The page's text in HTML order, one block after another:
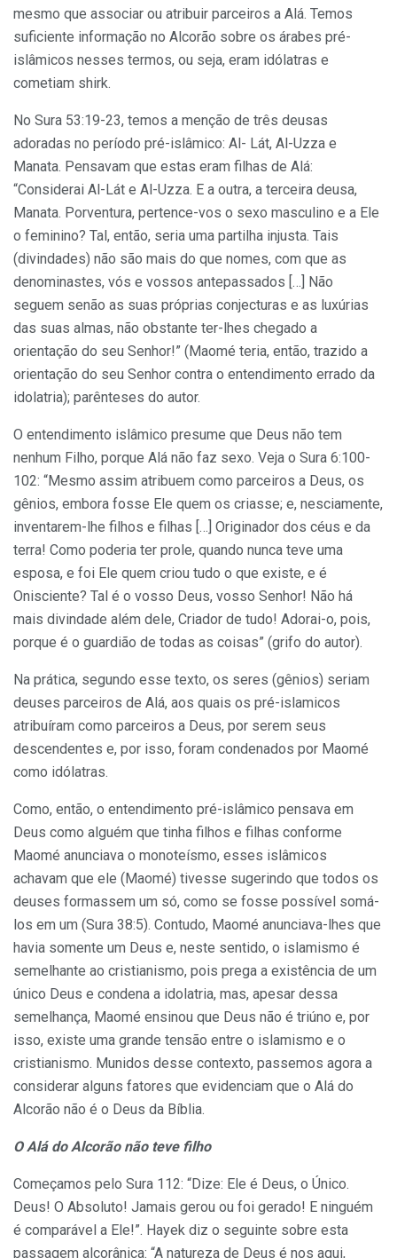
mesmo que associar ou atribuir parceiros a Alá. Temos
suficiente informação no Alcorão sobre os árabes pré-
islâmicos nesses termos, ou seja, eram idólatras e
cometiam shirk.
No Sura 53:19-23, temos a menção de três deusas
adoradas no período pré-islâmico: Al- Lát, Al-Uzza e
Manata. Pensavam que estas eram filhas de Alá:
“Considerai Al-Lát e Al-Uzza. E a outra, a terceira deusa,
Manata. Porventura, pertence-vos o sexo masculino e a Ele
o feminino? Tal, então, seria uma partilha injusta. Tais
(divindades) não são mais do que nomes, com que as
denominastes, vós e vossos antepassados […] Não
seguem senão as suas próprias conjecturas e as luxúrias
das suas almas, não obstante ter-lhes chegado a
orientação do seu Senhor!” (Maomé teria, então, trazido a
orientação do seu Senhor contra o entendimento errado da
idolatria); parênteses do autor.
O entendimento islâmico presume que Deus não tem
nenhum Filho, porque Alá não faz sexo. Veja o Sura 6:100-
102: “Mesmo assim atribuem como parceiros a Deus, os
gênios, embora fosse Ele quem os criasse; e, nesciamente,
inventarem-lhe filhos e filhas […] Originador dos céus e da
terra! Como poderia ter prole, quando nunca teve uma
esposa, e foi Ele quem criou tudo o que existe, e é
Onisciente? Tal é o vosso Deus, vosso Senhor! Não há
mais divindade além dele, Criador de tudo! Adorai-o, pois,
porque é o guardião de todas as coisas” (grifo do autor).
Na prática, segundo esse texto, os seres (gênios) seriam
deuses parceiros de Alá, aos quais os pré-islamicos
atribuíram como parceiros a Deus, por serem seus
descendentes e, por isso, foram condenados por Maomé
como idólatras.
Como, então, o entendimento pré-islâmico pensava em
Deus como alguém que tinha filhos e filhas conforme
Maomé anunciava o monoteísmo, esses islâmicos
achavam que ele (Maomé) tivesse sugerindo que todos os
deuses formassem um só, como se fosse possível somá-
los em um (Sura 38:5). Contudo, Maomé anunciava-lhes que
havia somente um Deus e, neste sentido, o islamismo é
semelhante ao cristianismo, pois prega a existência de um
único Deus e condena a idolatria, mas, apesar dessa
semelhança, Maomé ensinou que Deus não é triúno e, por
isso, existe uma grande tensão entre o islamismo e o
cristianismo. Munidos desse contexto, passemos agora a
considerar alguns fatores que evidenciam que o Alá do
Alcorão não é o Deus da Bíblia.
O Alá do Alcorão não teve filho
Começamos pelo Sura 112: “Dize: Ele é Deus, o Único.
Deus! O Absoluto! Jamais gerou ou foi gerado! E ninguém
é comparável a Ele!”. Hayek diz o seguinte sobre esta
passagem alcorânica: “A natureza de Deus é nos aqui,